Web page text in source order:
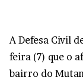
A Defesa Civil
feira (7) que o
bairro do